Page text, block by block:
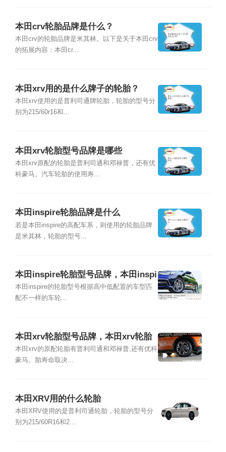
本田crv轮胎品牌是什么？
本田crv的轮胎品牌是米其林。以下是关于本田crv
的拓展内容：本田cr...
本田xrv用的是什么牌子的轮胎？
本田xrv使用的是普利司通牌轮胎，轮胎的型号分
别为215/60r16和...
本田xrv轮胎型号品牌是哪些
本田xrv原配的轮胎是普利司通和邓禄普，还有优
科豪马。汽车轮胎的使用寿...
本田inspire轮胎品牌是什么
若是本田inspire的高配车系，则使用的轮胎品牌
是米其林，轮胎的型号...
本田inspire轮胎型号品牌，本田inspi
re用什么轮胎品牌好
本田inspire的轮胎型号根据高中低配置的车型匹
配不一样的车轮...
本田xrv轮胎型号品牌，本田xrv轮胎
价格多少
本田xrv的原配轮胎有普利司通和邓禄普,还有优科
豪马。胎寿命取决...
本田XRV用的什么轮胎
本田XRV使用的是普利司通轮胎，轮胎的型号分
别为215/60R16和2...